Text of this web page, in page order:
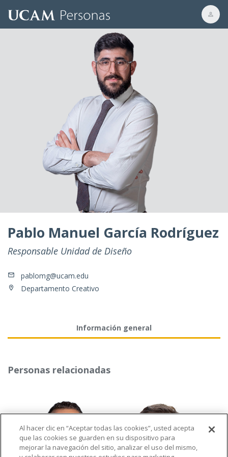
Pablo Manuel García Rodríguez
Responsable Unidad de Diseño
pablomg@ucam.edu
Departamento Creativo
Información general
Personas relacionadas
Al hacer clic en “Aceptar todas las cookies”, usted acepta
que las cookies se guarden en su dispositivo para
mejorar la navegación del sitio, analizar el uso del mismo,